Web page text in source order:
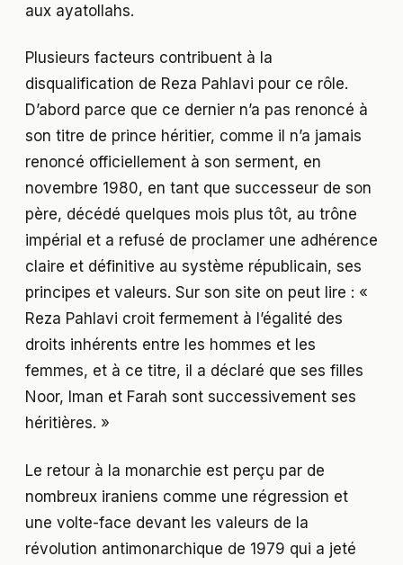
aux ayatollahs.
Plusieurs facteurs contribuent à la
disqualification de Reza Pahlavi pour ce rôle.
D’abord parce que ce dernier n’a pas renoncé à
son titre de prince héritier, comme il n’a jamais
renoncé officiellement à son serment, en
novembre 1980, en tant que successeur de son
père, décédé quelques mois plus tôt, au trône
impérial et a refusé de proclamer une adhérence
claire et définitive au système républicain, ses
principes et valeurs. Sur son site on peut lire : «
Reza Pahlavi croit fermement à l’égalité des
droits inhérents entre les hommes et les
femmes, et à ce titre, il a déclaré que ses filles
Noor, Iman et Farah sont successivement ses
héritières. »
Le retour à la monarchie est perçu par de
nombreux iraniens comme une régression et
une volte-face devant les valeurs de la
révolution antimonarchique de 1979 qui a jeté